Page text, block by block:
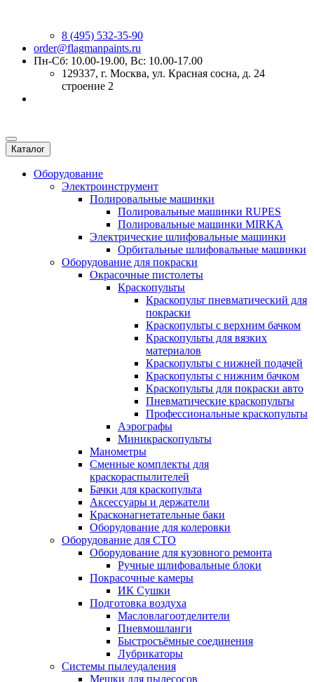
8 (495) 532-35-90
order@flagmanpaints.ru
Пн-Сб: 10.00-19.00, Вс: 10.00-17.00
129337, г. Москва, ул. Красная сосна, д. 24
строение 2
Каталог
Оборудование
Электроинструмент
Полировальные машинки
Полировальные машинки RUPES
Полировальные машинки MIRKA
Электрические шлифовальные машинки
Орбитальные шлифовальные машинки
Оборудование для покраски
Окрасочные пистолеты
Краскопульты
Краскопульт пневматический для
покраски
Краскопульты с верхним бачком
Краскопульты для вязких
материалов
Краскопульты с нижней подачей
Краскопульты с нижним бачком
Краскопульты для покраски авто
Пневматические краскопульты
Профессиональные краскопульты
Аэрографы
Миникраскопульты
Манометры
Сменные комплекты для
краскораспылителей
Бачки для краскопульта
Аксессуары и держатели
Красконагнетательные баки
Оборудование для колеровки
Оборудование для СТО
Оборудование для кузовного ремонта
Ручные шлифовальные блоки
Покрасочные камеры
ИК Сушки
Подготовка воздуха
Масловлагоотделители
Пневмошланги
Быстросъёмные соединения
Лубрикаторы
Системы пылеудаления
Мешки для пылесосов